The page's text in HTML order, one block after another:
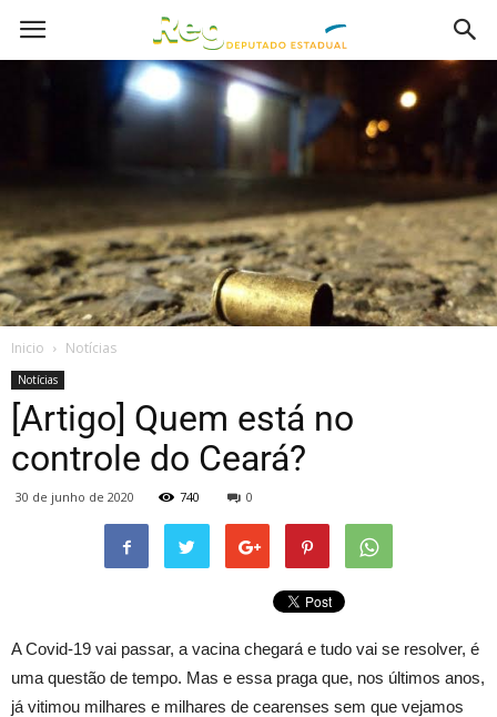
Inicio Notícias
Notícias
[Artigo] Quem está no
controle do Ceará?
30 de junho de 2020 740 0
A Covid-19 vai passar, a vacina chegará e tudo vai se resolver, é
uma questão de tempo. Mas e essa praga que, nos últimos anos,
já vitimou milhares e milhares de cearenses sem que vejamos